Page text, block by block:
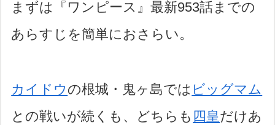
まずは『ワンピース』最新953話までの
あらすじを簡単におさらい。
カイドウの根城・鬼ヶ島では ビッグマム
との戦いが続くも、どちらも 四皇だけあ